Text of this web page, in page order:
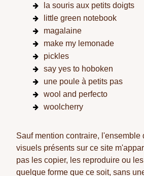
la souris aux petits doigts
little green notebook
magalaine
make my lemonade
pickles
say yes to hoboken
une poule à petits pas
wool and perfecto
woolcherry
Sauf mention contraire, l'ensemble
visuels présents sur ce site
pas les copier, les reproduire ou
quelque forme que ce soit, sans